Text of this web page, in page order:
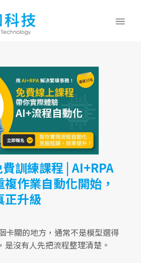
費訓練課程 | AI+RPA
作業自動化開始，
正升級
卡關的地方，通常不是模型選得
是沒有人先把流程整理清楚。